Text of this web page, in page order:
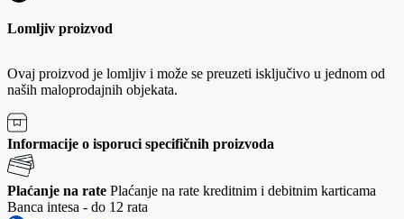
Lomljiv proizvod
Ovaj proizvod je lomljiv i može se preuzeti isključivo u jednom od
naših maloprodajnih objekata.
Informacije o isporuci specifičnih proizvoda
Plaćanje na rate Plaćanje na rate kreditnim i debitnim karticama
Banca intesa - do 12 rata